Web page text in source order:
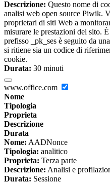
Descrizione: Questo nome di
analisi web open source Piwik.
proprietari di siti Web a
misurare le prestazioni del sito.
prefisso _pk_ses è seguito da
si ritiene sia un codice di
cookie.
Durata: 30 minuti
www.office.com
Nome
Tipologia
Proprieta
Descrizione
Durata
Nome: AADNonce
Tipologia: analitico
Proprieta: Terza parte
Descrizione: Analisi e
Durata: Sessione